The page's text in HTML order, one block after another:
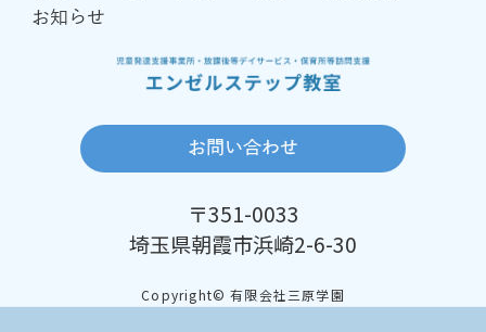
お知らせ
お問い合わせ
〒351-0033
埼玉県朝霞市浜崎2-6-30
Copyright© 有限会社三原学園